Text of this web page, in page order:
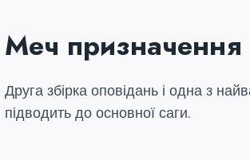
Меч призначення
Друга збірка оповідань і одна з
підводить до основної саги.